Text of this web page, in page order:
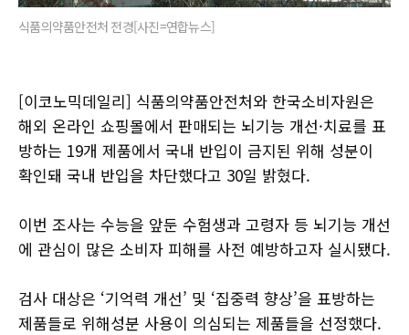
식품의약품안전처 전경[사진=연합뉴스]
[이코노믹데일리] 식품의약품안전처와 한국소비자원은
해외 온라인 쇼핑몰에서 판매되는 뇌기능 개선·치료를 표
방하는 19개 제품에서 국내 반입이 금지된 위해 성분이
확인돼 국내 반입을 차단했다고 30일 밝혔다.
이번 조사는 수능을 앞둔 수험생과 고령자 등 뇌기능 개선
에 관심이 많은 소비자 피해를 사전 예방하고자 실시됐다.
검사 대상은 ‘기억력 개선’ 및 ‘집중력 향상’을 표방하는
제품들로 위해성분 사용이 의심되는 제품들을 선정했다.